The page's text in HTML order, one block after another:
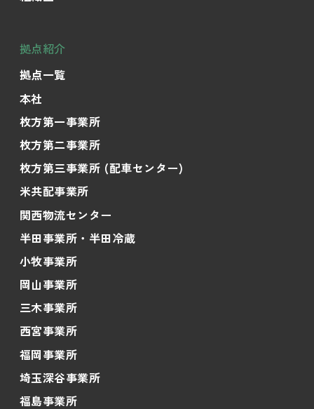
拠点紹介
拠点一覧
本社
枚方第一事業所
枚方第二事業所
枚方第三事業所 (配車センター)
米共配事業所
関西物流センター
半田事業所・半田冷蔵
小牧事業所
岡山事業所
三木事業所
西宮事業所
福岡事業所
埼玉深谷事業所
福島事業所